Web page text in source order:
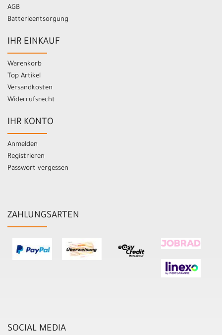
AGB
Batterieentsorgung
IHR EINKAUF
Warenkorb
Top Artikel
Versandkosten
Widerrufsrecht
IHR KONTO
Anmelden
Registrieren
Passwort vergessen
ZAHLUNGSARTEN
SOCIAL MEDIA